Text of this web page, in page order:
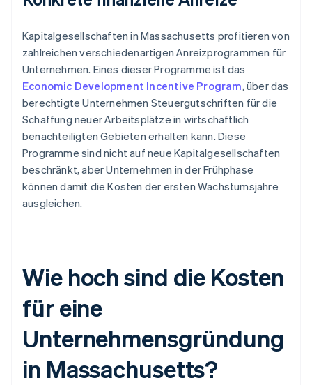
Kapitalgesellschaften in Massachusetts profitieren von
zahlreichen verschiedenartigen Anreizprogrammen für
Unternehmen. Eines dieser Programme ist das
Economic Development Incentive Program, über das
berechtigte Unternehmen Steuergutschriften für die
Schaffung neuer Arbeitsplätze in wirtschaftlich
benachteiligten Gebieten erhalten kann. Diese
Programme sind nicht auf neue Kapitalgesellschaften
beschränkt, aber Unternehmen in der Frühphase
können damit die Kosten der ersten Wachstumsjahre
ausgleichen.
Wie hoch sind die Kosten
für eine
Unternehmensgründung
in Massachusetts?